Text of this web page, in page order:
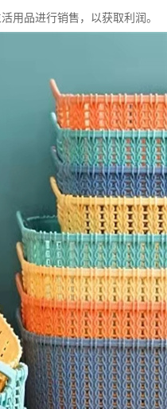
用品进行销售，以获取利润。